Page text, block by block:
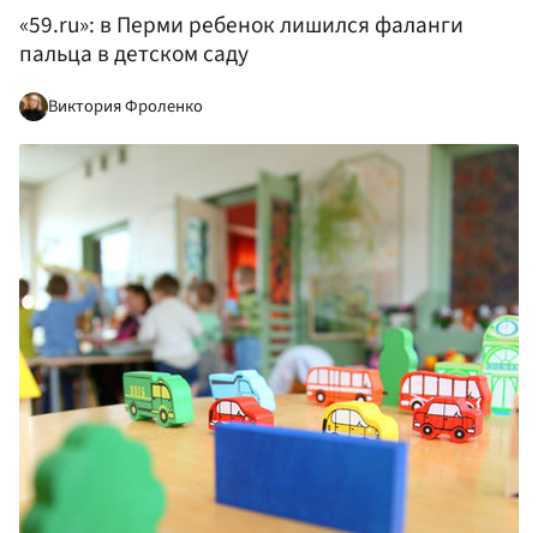
«59.ru»: в Перми ребенок лишился фаланги
пальца в детском саду
Виктория Фроленко